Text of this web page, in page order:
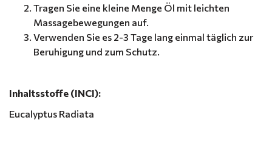
Tragen Sie eine kleine Menge Öl mit leichten
Massagebewegungen auf.
Verwenden Sie es 2-3 Tage lang einmal täglich zur
Beruhigung und zum Schutz.
Inhaltsstoffe (INCI):
Eucalyptus Radiata